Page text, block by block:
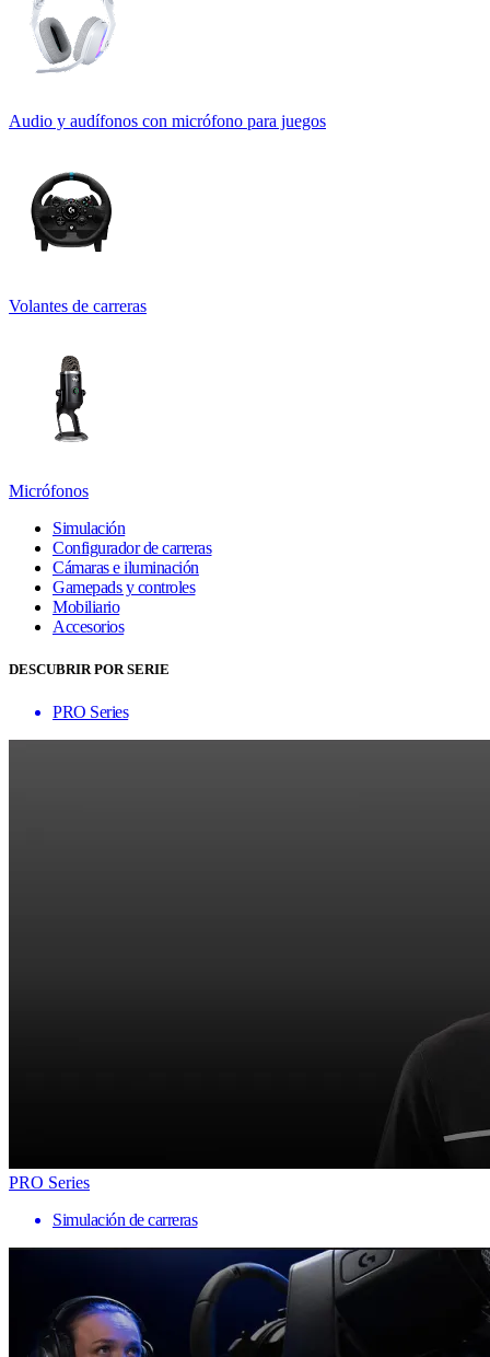
Audio y audífonos con micrófono para juegos
Volantes de carreras
Micrófonos
Simulación
Configurador de carreras
Cámaras e iluminación
Gamepads y controles
Mobiliario
Accesorios
DESCUBRIR POR SERIE
PRO Series
PRO Series
Simulación de carreras